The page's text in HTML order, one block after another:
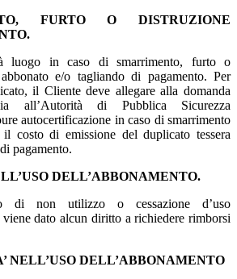
FURTO O DISTRUZIONE
luogo in caso di smarrimento, furto o
e/o tagliando di pagamento. Per
il Cliente deve allegare alla domanda
all’Autorità di Pubblica Sicurezza
autocertificazione in caso di smarrimento
costo di emissione del duplicato tessera
pagamento.
DELL’ABBONAMENTO.
non utilizzo o cessazione d’uso
viene dato alcun diritto a richiedere rimborsi
NELL’USO DELL’ABBONAMENTO